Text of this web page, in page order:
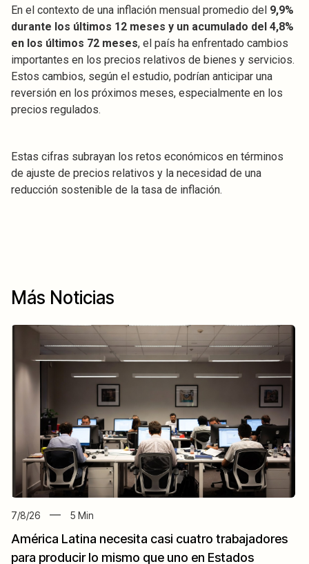
En el contexto de una inflación mensual promedio del 9,9%
durante los últimos 12 meses y un acumulado del 4,8%
en los últimos 72 meses, el país ha enfrentado cambios
importantes en los precios relativos de bienes y servicios.
Estos cambios, según el estudio, podrían anticipar una
reversión en los próximos meses, especialmente en los
precios regulados.
Estas cifras subrayan los retos económicos en términos
de ajuste de precios relativos y la necesidad de una
reducción sostenible de la tasa de inflación.
Más Noticias
7/8/26 5 Min
América Latina necesita casi cuatro trabajadores
para producir lo mismo que uno en Estados